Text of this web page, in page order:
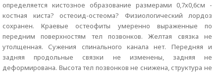
определяется кистозное образование размерами 0,7х0,6см -
костная киста? остеоид-остеома? Физиологический лордоз
сохранен. Краевые остеофиты умеренно выраженные по
передним поверхностям тел позвонков. Желтая связка не
утолщенная. Сужения спинального канала нет. Передняя и
задняя продольные связки не изменены, задняя не
деформирована. Высота тел позвонков не снижена, структура не